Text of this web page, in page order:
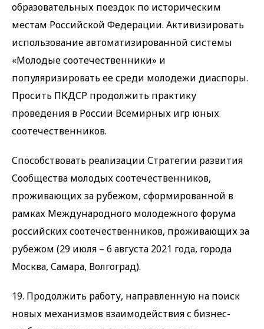
образовательных поездок по историческим
местам Российской Федерации. Активизировать
использование автоматизированной системы
«Молодые соотечественники» и
популяризировать ее среди молодежи диаспоры.
Просить ПКДСР продолжить практику
проведения в России Всемирных игр юных
соотечественников.
Способствовать реализации Стратегии развития
Сообщества молодых соотечественников,
проживающих за рубежом, сформированной в
рамках Международного молодежного форума
российских соотечественников, проживающих за
рубежом (29 июля – 6 августа 2021 года, города
Москва, Самара, Волгоград).
19. Продолжить работу, направленную на поиск
новых механизмов взаимодействия с бизнес-